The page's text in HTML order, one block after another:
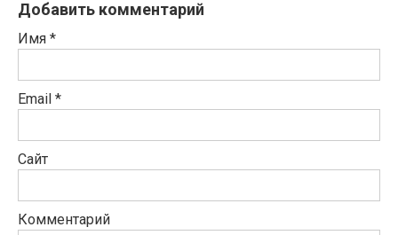
Добавить комментарий
Имя *
Email *
Сайт
Комментарий